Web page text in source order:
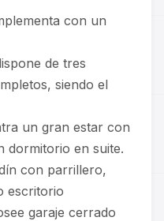
con un
de tres
siendo el
un gran estar con
dormitorio en suite.
con parrillero,
escritorio
garaje cerrado